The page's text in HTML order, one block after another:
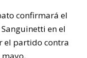
confirmará el
en el
el partido contra